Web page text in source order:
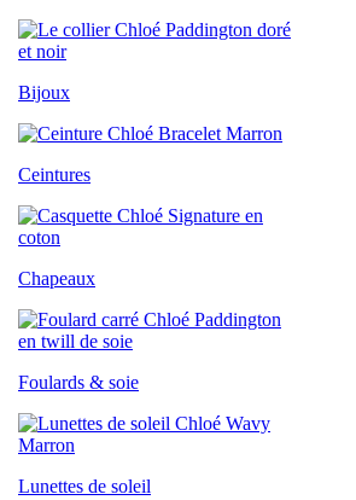
Bijoux
Ceintures
Chapeaux
Foulards & soie
Lunettes de soleil